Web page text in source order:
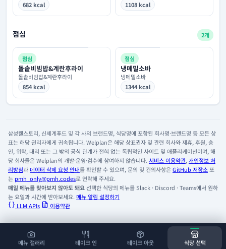
메뉴 갤러리 테이크 인 테이크 아웃 식당 선택
682 kcal
1108 kcal
점심 2개
점심
돌솥비빔밥&계란후라이
돌솥비빔밥&계란후라이
854 kcal
점심
냉메밀소바
냉메밀소바
1344 kcal
삼성웰스토리, 신세계푸드 및 각 사의 브랜드명, 식당명에 포함된 회사명·브랜드명 등 모든 상
표는 해당 권리자에게 귀속됩니다. Welplan은 해당 상표권자 및 관련 회사와 제휴, 후원, 승
인, 위탁, 대리 또는 그 밖의 공식 관계가 전혀 없는 독립적인 사이트 및 애플리케이션이며, 해
당 회사들은 Welplan의 개발·운영·검수에 참여하지 않습니다. 서비스 이용약관, 개인정보 처
리방침과데이터 삭제 요청 안내를 확인할 수 있으며, 문의 및 건의사항은GitHub 저장소 또
는 pmh_only@pmh.codes로 연락해 주세요.
매일 메뉴를 찾아보지 않아도 돼요선택한 식당의 메뉴를 Slack · Discord · Teams에서 원하
는 요일과 시간에 받아보세요. 메뉴 알림 설정하기
LLM APIs
이용약관